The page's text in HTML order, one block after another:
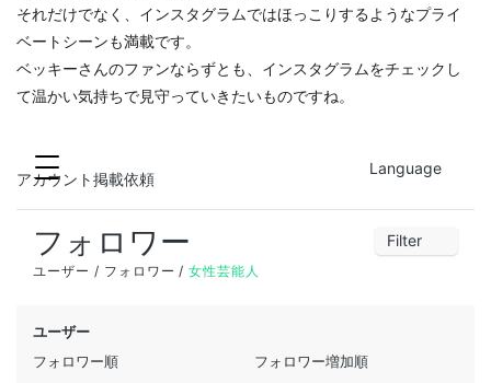
それだけでなく、インスタグラムではほっこりするようなプライ
ベートシーンも満載です。
ベッキーさんのファンならずとも、インスタグラムをチェックし
て温かい気持ちで見守っていきたいものですね。